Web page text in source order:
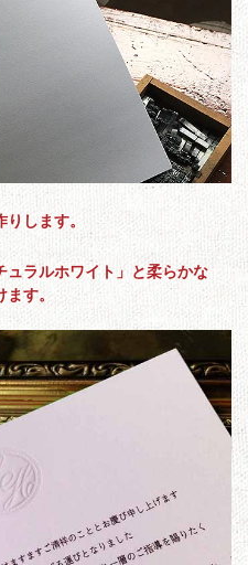
します。
ュラルホワイト」と柔らかな
す。